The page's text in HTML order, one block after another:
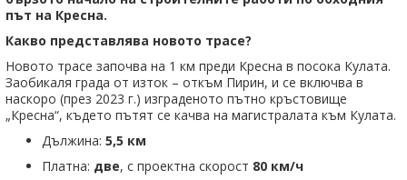
път на Кресна.
Какво представлява новото трасе?
Новото трасе започва на 1 км преди Кресна в посока Кулата.
Заобикаля града от изток – откъм Пирин, и се включва в
наскоро (през 2023 г.) изграденото пътно кръстовище
„Кресна“, където пътят се качва на магистралата към Кулата.
Дължина: 5,5 км
Платна: две, с проектна скорост 80 км/ч